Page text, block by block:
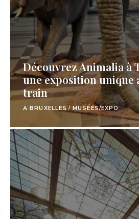
Découvrez Animalia à
une exposition unique
train
A BRUXELLES/ MUSÉES/EXPO